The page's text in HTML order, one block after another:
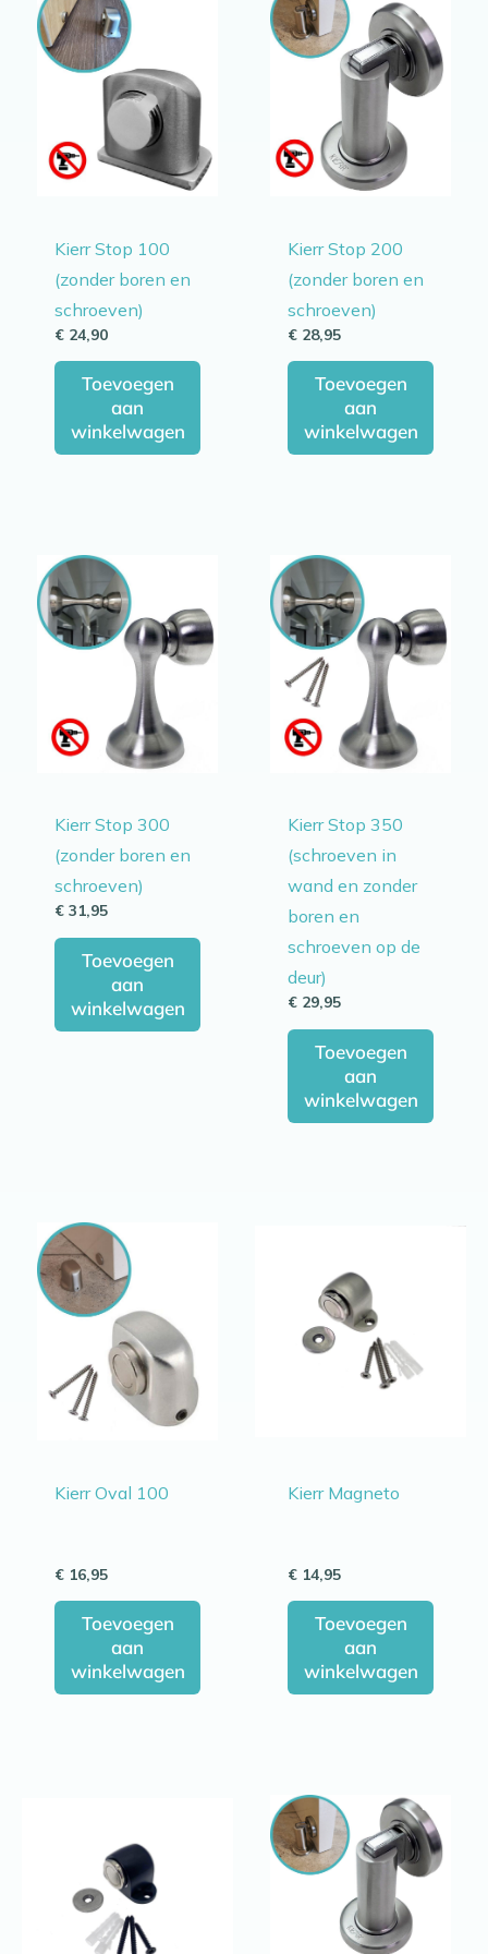
Kierr Stop 100
(zonder boren en
schroeven)
€ 24,90
Toevoegen
aan
winkelwagen
Kierr Stop 200
(zonder boren en
schroeven)
€ 28,95
Toevoegen
aan
winkelwagen
Kierr Stop 300
(zonder boren en
schroeven)
€ 31,95
Toevoegen
aan
winkelwagen
Kierr Stop 350
(schroeven in
wand en zonder
boren en
schroeven op de
deur)
€ 29,95
Toevoegen
aan
winkelwagen
Kierr Oval 100
€ 16,95
Toevoegen
aan
winkelwagen
Kierr Magneto
€ 14,95
Toevoegen
aan
winkelwagen